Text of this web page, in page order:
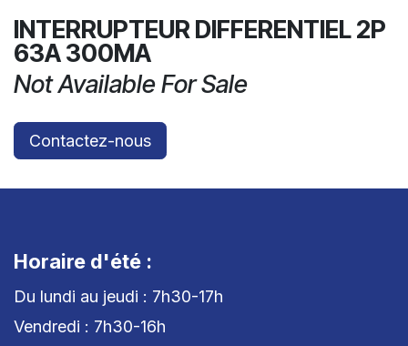
INTERRUPTEUR DIFFERENTIEL 2P
63A 300MA
Not Available For Sale
Contactez-nous
Horaire d'été :
Du lundi au jeudi : 7h30-17h
Vendredi : 7h30-16h